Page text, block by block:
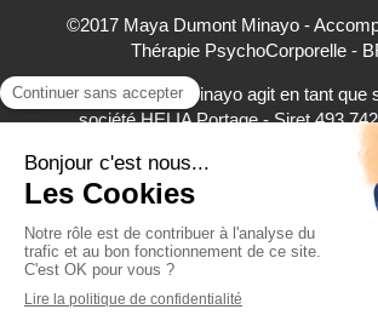
©2017 Maya Dumont Minayo -
Thérapie PsychoCorporelle -
Maya Dumont Minayo agit en tant que
société HELIA Portage - Siret 493
accepte à ce titre les règlements par
virement bancaire et